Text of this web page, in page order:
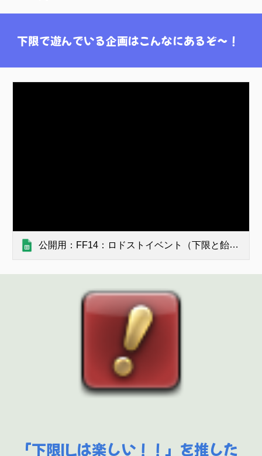
下限で遊んでいる企画はこんなにあるぞ～！
公開用：FF14：ロドストイベント（下限と飴組）
「下限ILは楽しい！！」を推した